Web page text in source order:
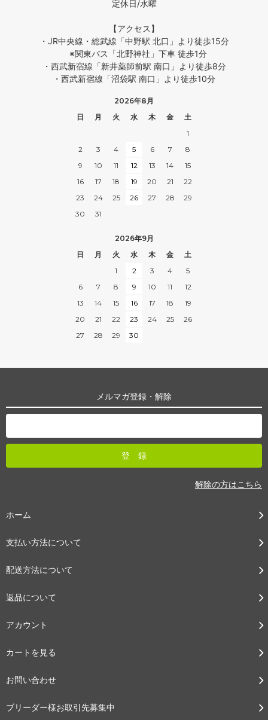
定休日/水曜
【アクセス】
・JR中央線・総武線「中野駅 北口」より徒歩15分
※関東バス「北野神社」下車 徒歩1分
・西武新宿線「新井薬師前駅 南口」より徒歩8分
・西武新宿線「沼袋駅 南口」より徒歩10分
2026年8月
日
月 火 水 木 金
土
1
2
3 4 5 6 7
8
9
10 11 12 13 14
15
16
17 18 19 20 21
22
23
24 25 26 27 28
29
30
31
2026年9月
日
月 火 水 木 金
土
1
2 3 4
5
6
7 8 9 10 11
12
13
14 15 16 17 18
19
20
21 22 23 24 25
26
27
28 29 30
メルマガ登録・解除
解除の方はこちら
ホーム
支払い方法について
配送方法について
返品について
アカウント
カートを見る
お問い合わせ
ブリーダー様お取引先募集中